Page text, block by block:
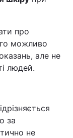
про
можливо
але не
людей.
за
не